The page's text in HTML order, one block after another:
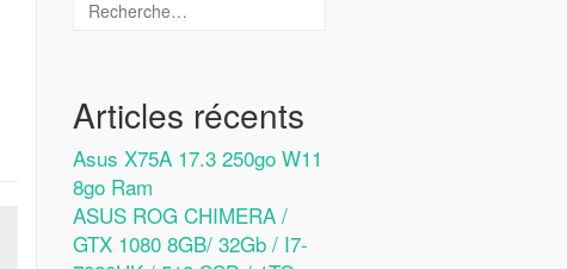
Articles récents
Asus X75A 17.3 250go W11
8go Ram
ASUS ROG CHIMERA /
GTX 1080 8GB/ 32Gb / I7-